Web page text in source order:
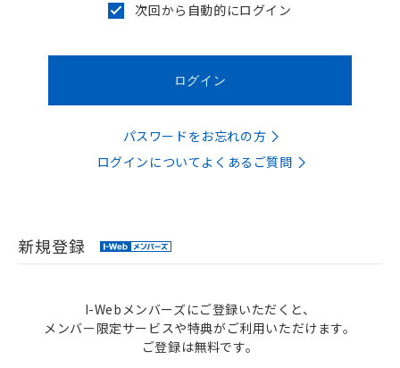
次回から自動的にログイン
パスワードをお忘れの方
ログインについてよくあるご質問
新規登録
I-Webメンバーズにご登録いただくと、
メンバー限定サービスや特典がご利用いただけます。
ご登録は無料です。